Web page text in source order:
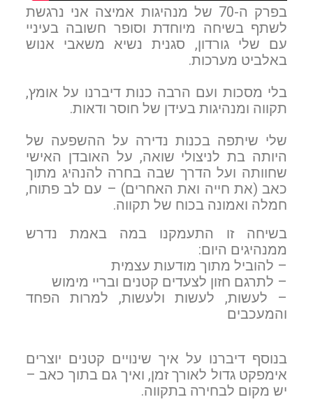
בפרק ה-70 של מנהיגות אמיצה אני נרגשת
לשתף בשיחה מיוחדת וסופר חשובה בעיניי
עם שלי גורדון, סגנית נשיא משאבי אנוש
באלביט מערכות.
בלי מסכות ועם הרבה כנות דיברנו על אומץ,
תקווה ומנהיגות בעידן של חוסר ודאות.
שלי שיתפה בכנות נדירה על ההשפעה של
היותה בת לניצולי שואה, על האובדן האישי
שחוותה ועל הדרך שבה בחרה להנהיג מתוך
כאב (את חייה ואת האחרים) – עם לב פתוח,
חמלה ואמונה בכוח של תקווה.
בשיחה זו התעמקנו במה באמת נדרש
ממנהיגים היום:
– להוביל מתוך מודעות עצמית
– לתרגם חזון לצעדים קטנים ובריי מימוש
– לעשות, לעשות ולעשות, למרות הפחד
והמעכבים
בנוסף דיברנו על איך שינויים קטנים יוצרים
אימפקט גדול לאורך זמן, ואיך גם בתוך כאב –
יש מקום לבחירה בתקווה.